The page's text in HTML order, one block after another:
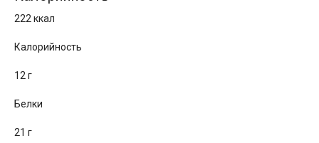
222 ккал
Калорийность
12 г
Белки
21 г